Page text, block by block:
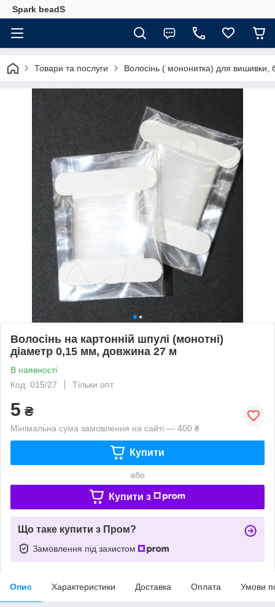
Spark beadS
Товари та послуги Волосінь ( мононитка) для вишивки,
Волосінь на картонній шпулі (монотні)
діаметр 0,15 мм, довжина 27 м
В наявності
Код: 015/27
Тільки опт
5 ₴
Мінімальна сума замовлення на сайті — 400 ₴
Купити
або
Купити з
Що таке купити з Пром?
Замовлення під захистом
Опис Характеристики Доставка Оплата Умови